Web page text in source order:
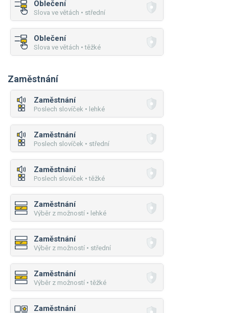
Oblečení
Slova ve větách • střední
Oblečení
Slova ve větách • těžké
Zaměstnání
Zaměstnání
Poslech slovíček • lehké
Zaměstnání
Poslech slovíček • střední
Zaměstnání
Poslech slovíček • těžké
Zaměstnání
Výběr z možností • lehké
Zaměstnání
Výběr z možností • střední
Zaměstnání
Výběr z možností • těžké
Zaměstnání